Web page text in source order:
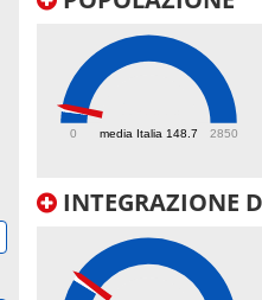
media Italia 148.7
0 2850
INTEGRAZIONE